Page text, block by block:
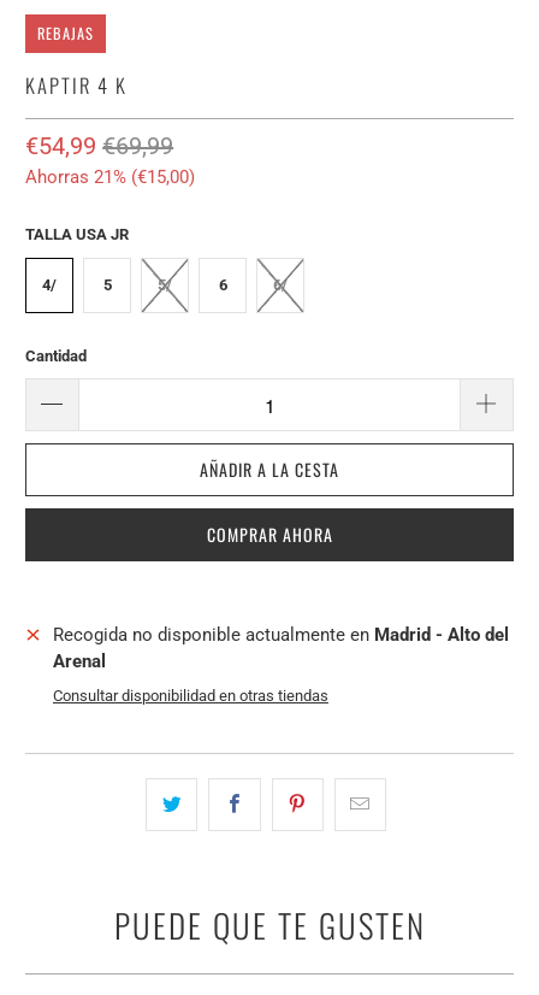
REBAJAS
KAPTIR 4 K
€54,99 €69,99
Ahorras 21% (€15,00)
TALLA USA JR
4/ 5 5/ 6 6/
Cantidad
AÑADIR A LA CESTA
COMPRAR AHORA
Recogida no disponible actualmente en Madrid - Alto del
Arenal
Consultar disponibilidad en otras tiendas
PUEDE QUE TE GUSTEN